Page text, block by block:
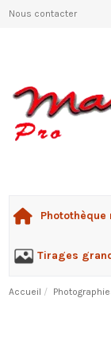
Nous contacter
Photothèque
Tirages
Accueil